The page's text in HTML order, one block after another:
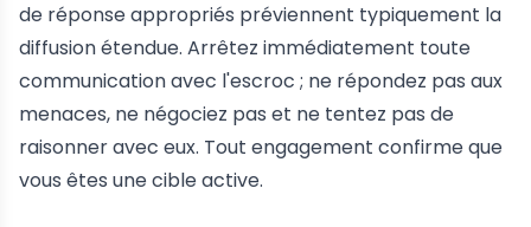
de réponse appropriés préviennent typiquement la
diffusion étendue. Arrêtez immédiatement toute
communication avec l'escroc ; ne répondez pas aux
menaces, ne négociez pas et ne tentez pas de
raisonner avec eux. Tout engagement confirme que
vous êtes une cible active.